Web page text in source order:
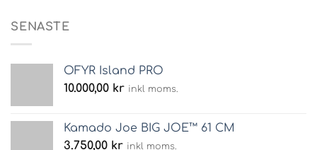
SENASTE
OFYR Island PRO
10.000,00 kr inkl moms.
Kamado Joe BIG JOE™ 61 CM
3.750,00 kr inkl moms.